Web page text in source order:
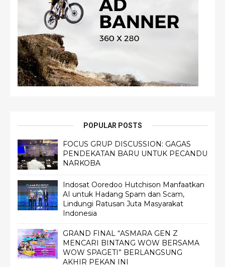
POPULAR POSTS
FOCUS GRUP DISCUSSION: GAGAS
PENDEKATAN BARU UNTUK PECANDU
NARKOBA
Indosat Ooredoo Hutchison Manfaatkan
AI untuk Hadang Spam dan Scam,
Lindungi Ratusan Juta Masyarakat
Indonesia
GRAND FINAL “ASMARA GEN Z
MENCARI BINTANG WOW BERSAMA
WOW SPAGETI” BERLANGSUNG
AKHIR PEKAN INI